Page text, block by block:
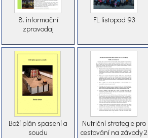
8. informační
zpravodaj
FL listopad 93
Boží plán spasení a
soudu
Nutriční strategie pro
cestování na závody 2